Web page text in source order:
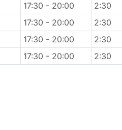
17:30 - 20:00 2:30
17:30 - 20:00 2:30
17:30 - 20:00 2:30
17:30 - 20:00 2:30